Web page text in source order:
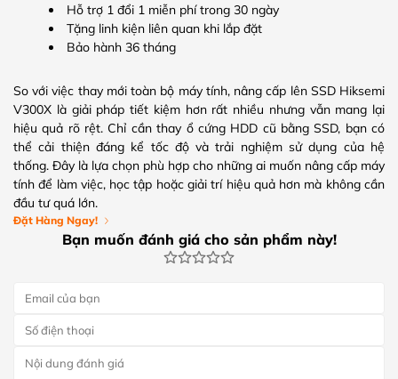
Hỗ trợ 1 đổi 1 miễn phí trong 30 ngày
Tặng linh kiện liên quan khi lắp đặt
Bảo hành 36 tháng
So với việc thay mới toàn bộ máy tính, nâng cấp lên SSD Hiksemi
V300X là giải pháp tiết kiệm hơn rất nhiều nhưng vẫn mang lại
hiệu quả rõ rệt. Chỉ cần thay ổ cứng HDD cũ bằng SSD, bạn có
thể cải thiện đáng kể tốc độ và trải nghiệm sử dụng của hệ
thống. Đây là lựa chọn phù hợp cho những ai muốn nâng cấp máy
tính để làm việc, học tập hoặc giải trí hiệu quả hơn mà không cần
đầu tư quá lớn.
Đặt Hàng Ngay!
Bạn muốn đánh giá cho sản phẩm này!